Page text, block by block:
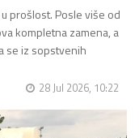
prošlost. Posle više od
kompletna zamena, a
se iz sopstvenih
28 Jul 2026, 10:22